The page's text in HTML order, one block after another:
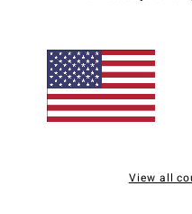
View all